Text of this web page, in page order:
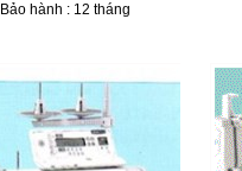
Bảo hành : 12 tháng